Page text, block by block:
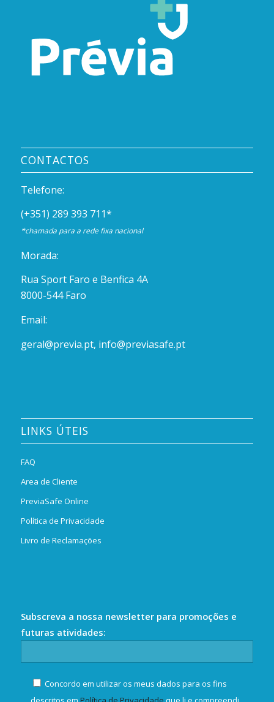
CONTACTOS
Telefone:
(+351) 289 393 711*
*chamada para a rede fixa nacional
Morada:
Rua Sport Faro e Benfica 4A
8000-544 Faro
Email:
geral@previa.pt, info@previasafe.pt
LINKS ÚTEIS
FAQ
Area de Cliente
PreviaSafe Online
Política de Privacidade
Livro de Reclamações
Subscreva a nossa newsletter para promoções e
futuras atividades:
Concordo em utilizar os meus dados para os fins